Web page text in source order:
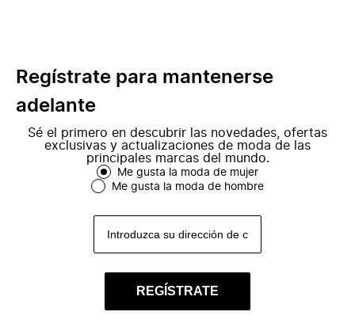
Regístrate para mantenerse
adelante
Sé el primero en descubrir las novedades, ofertas
exclusivas y actualizaciones de moda de las
principales marcas del mundo.
Me gusta la moda de mujer
Me gusta la moda de hombre
REGÍSTRATE